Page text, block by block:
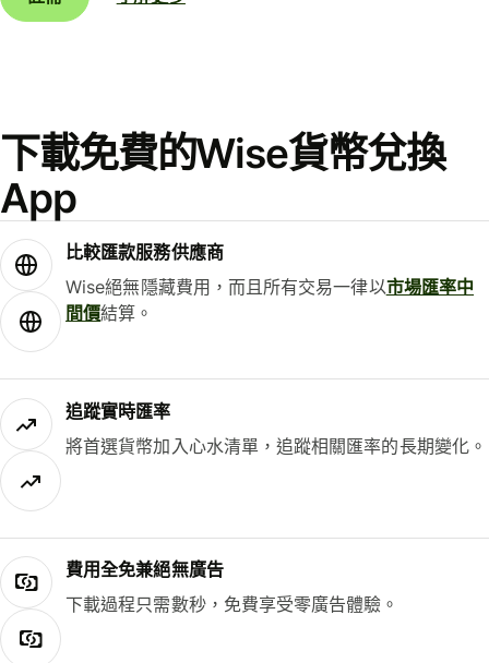
下載免費的Wise貨幣兌換
App
比較匯款服務供應商
Wise絕無隱藏費用，而且所有交易一律以市場匯率中
間價結算。
追蹤實時匯率
將首選貨幣加入心水清單，追蹤相關匯率的長期變化。
費用全免兼絕無廣告
下載過程只需數秒，免費享受零廣告體驗。